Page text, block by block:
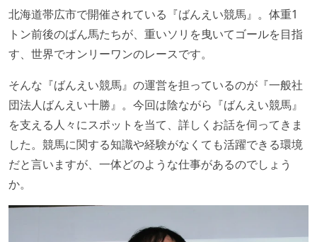
北海道帯広市で開催されている『ばんえい競馬』。体重1
トン前後のばん馬たちが、重いソリを曳いてゴールを目指
す、世界でオンリーワンのレースです。
そんな『ばんえい競馬』の運営を担っているのが『一般社
団法人ばんえい十勝』。今回は陰ながら『ばんえい競馬』
を支える人々にスポットを当て、詳しくお話を伺ってきま
した。競馬に関する知識や経験がなくても活躍できる環境
だと言いますが、一体どのような仕事があるのでしょう
か。